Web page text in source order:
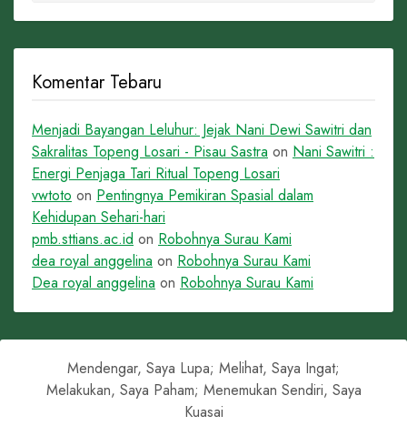
Komentar Tebaru
Menjadi Bayangan Leluhur: Jejak Nani Dewi Sawitri dan
Sakralitas Topeng Losari - Pisau Sastra on Nani Sawitri :
Energi Penjaga Tari Ritual Topeng Losari
vwtoto on Pentingnya Pemikiran Spasial dalam
Kehidupan Sehari-hari
pmb.sttians.ac.id on Robohnya Surau Kami
dea royal anggelina on Robohnya Surau Kami
Dea royal anggelina on Robohnya Surau Kami
Mendengar, Saya Lupa; Melihat, Saya Ingat;
Melakukan, Saya Paham; Menemukan Sendiri, Saya
Kuasai